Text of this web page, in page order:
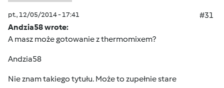
pt., 12/05/2014 - 17:41
#31
Andzia58 wrote:
A masz może gotowanie z thermomixem?
Andzia58
Nie znam takiego tytułu. Może to zupełnie stare